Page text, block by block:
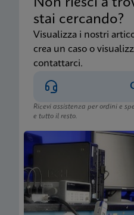
Non riesci a
stai cercando?
Visualizza i nostri
crea un caso o
contattarci.
Ricevi assistenza per ordini e
e tutto il resto.